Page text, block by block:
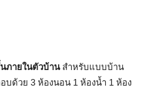
ภายในตัวบ้านสำหรับแบบบ้าน
บด้วย 3 ห้องนอน 1 ห้องน้ำ 1 ห้อง